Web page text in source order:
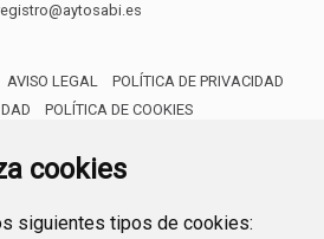
cookies
siguientes tipos de cookies:
AVISO LEGAL
POLÍTICA DE PRIVACIDAD
POLÍTICA DE COOKIES